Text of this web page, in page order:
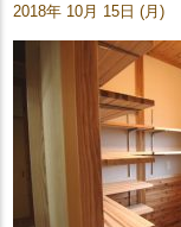
2018年 10月 15日 (月)